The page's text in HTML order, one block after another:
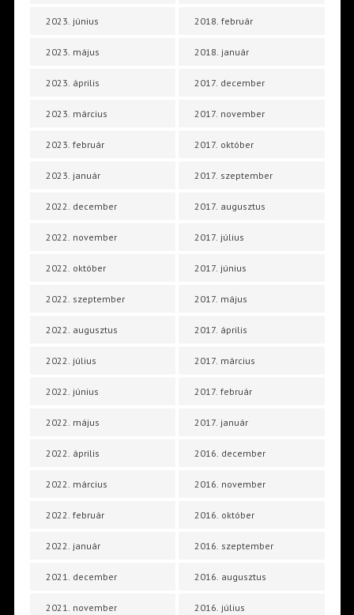
2023. június
2023. május
2023. április
2023. március
2023. február
2023. január
2022. december
2022. november
2022. október
2022. szeptember
2022. augusztus
2022. július
2022. június
2022. május
2022. április
2022. március
2022. február
2022. január
2021. december
2021. november
2018. február
2018. január
2017. december
2017. november
2017. október
2017. szeptember
2017. augusztus
2017. július
2017. június
2017. május
2017. április
2017. március
2017. február
2017. január
2016. december
2016. november
2016. október
2016. szeptember
2016. augusztus
2016. július